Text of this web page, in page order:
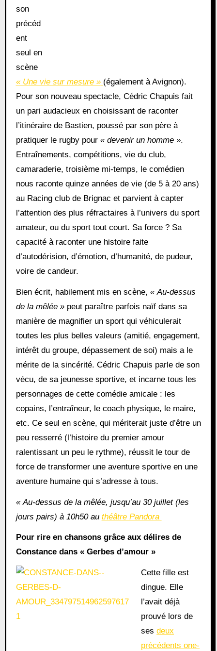
son
précéd
ent
seul en
scène
« Une vie sur mesure » (également à Avignon).
Pour son nouveau spectacle, Cédric Chapuis fait
un pari audacieux en choisissant de raconter
l’itinéraire de Bastien, poussé par son père à
pratiquer le rugby pour « devenir un homme ».
Entraînements, compétitions, vie du club,
camaraderie, troisième mi-temps, le comédien
nous raconte quinze années de vie (de 5 à 20 ans)
au Racing club de Brignac et parvient à capter
l’attention des plus réfractaires à l’univers du sport
amateur, ou du sport tout court. Sa force ? Sa
capacité à raconter une histoire faite
d’autodérision, d’émotion, d’humanité, de pudeur,
voire de candeur.
Bien écrit, habilement mis en scène, « Au-dessus
de la mêlée »peut paraître parfois naïf dans sa
manière de magnifier un sport qui véhiculerait
toutes les plus belles valeurs (amitié, engagement,
intérêt du groupe, dépassement de soi) mais a le
mérite de la sincérité. Cédric Chapuis parle de son
vécu, de sa jeunesse sportive, et incarne tous les
personnages de cette comédie amicale : les
copains, l’entraîneur, le coach physique, le maire,
etc. Ce seul en scène, qui mériterait juste d’être un
peu resserré (l’histoire du premier amour
ralentissant un peu le rythme), réussit le tour de
force de transformer une aventure sportive en une
aventure humaine qui s’adresse à tous.
« Au-dessus de la mêlée, jusqu’au 30 juillet (les
jours pairs) à 10h50 au théâtre Pandora
Pour rire en chansons grâce aux délires de
Constance dans « Gerbes d’amour »
Cette fille est
dingue. Elle
l’avait déjà
prouvé lors de
sesdeux
précédents one-